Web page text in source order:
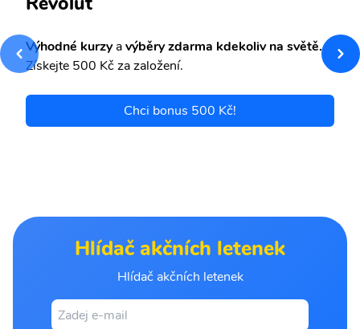
Výhodné kurzyavýběry zdarma kdekoliv na světě.
Získejte 500 Kč za založení.
Chci bonus 500 Kč!
Hlídač akčních letenek
Hlídač akčních letenek